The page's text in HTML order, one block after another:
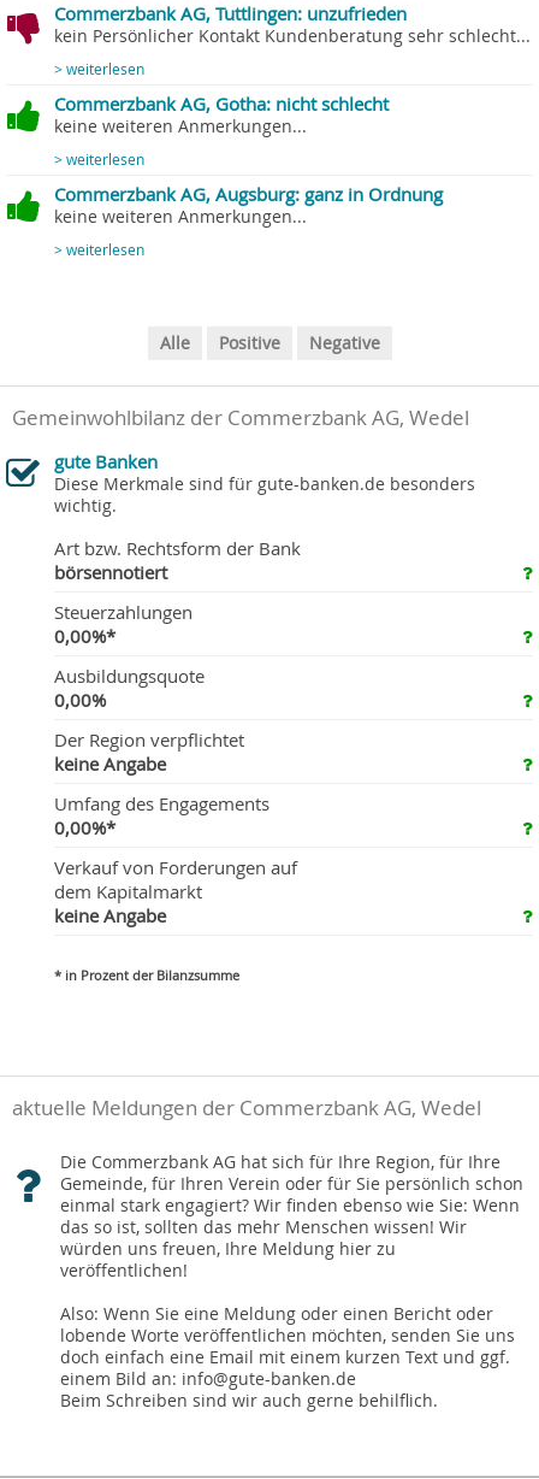
Commerzbank AG, Tuttlingen: unzufrieden
kein Persönlicher Kontakt Kundenberatung sehr schlecht...
> weiterlesen
Commerzbank AG, Gotha: nicht schlecht
keine weiteren Anmerkungen...
> weiterlesen
Commerzbank AG, Augsburg: ganz in Ordnung
keine weiteren Anmerkungen...
> weiterlesen
Alle Positive Negative
Gemeinwohlbilanz der Commerzbank AG, Wedel
gute Banken
Diese Merkmale sind für gute-banken.de besonders
wichtig.
Art bzw. Rechtsform der Bank
börsennotiert
Steuerzahlungen
0,00%*
Ausbildungsquote
0,00%
Der Region verpflichtet
keine Angabe
Umfang des Engagements
0,00%*
Verkauf von Forderungen auf
dem Kapitalmarkt
keine Angabe
* in Prozent der Bilanzsumme
aktuelle Meldungen der Commerzbank AG, Wedel
Die Commerzbank AG hat sich für Ihre Region, für Ihre
Gemeinde, für Ihren Verein oder für Sie persönlich schon
einmal stark engagiert? Wir finden ebenso wie Sie: Wenn
das so ist, sollten das mehr Menschen wissen! Wir
würden uns freuen, Ihre Meldung hier zu
veröffentlichen!
Also: Wenn Sie eine Meldung oder einen Bericht oder
lobende Worte veröffentlichen möchten, senden Sie uns
doch einfach eine Email mit einem kurzen Text und ggf.
einem Bild an: info@gute-banken.de
Beim Schreiben sind wir auch gerne behilflich.